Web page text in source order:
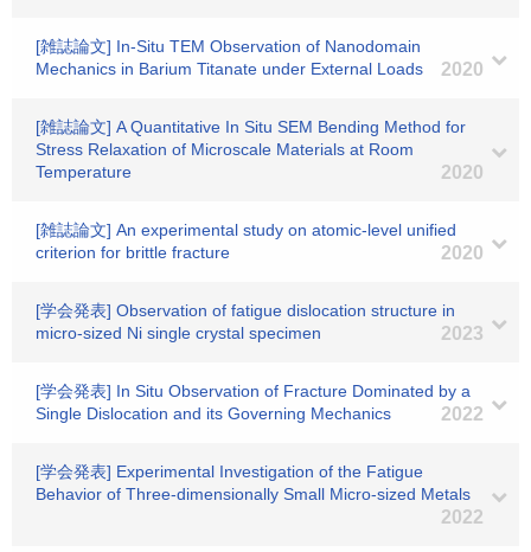
[雑誌論文] In-Situ TEM Observation of Nanodomain
Mechanics in Barium Titanate under External Loads
2020
[雑誌論文] A Quantitative In Situ SEM Bending Method for
Stress Relaxation of Microscale Materials at Room
Temperature
2020
[雑誌論文] An experimental study on atomic-level unified
criterion for brittle fracture
2020
[学会発表] Observation of fatigue dislocation structure in
micro-sized Ni single crystal specimen
2023
[学会発表] In Situ Observation of Fracture Dominated by a
Single Dislocation and its Governing Mechanics
2022
[学会発表] Experimental Investigation of the Fatigue
Behavior of Three-dimensionally Small Micro-sized Metals
2022